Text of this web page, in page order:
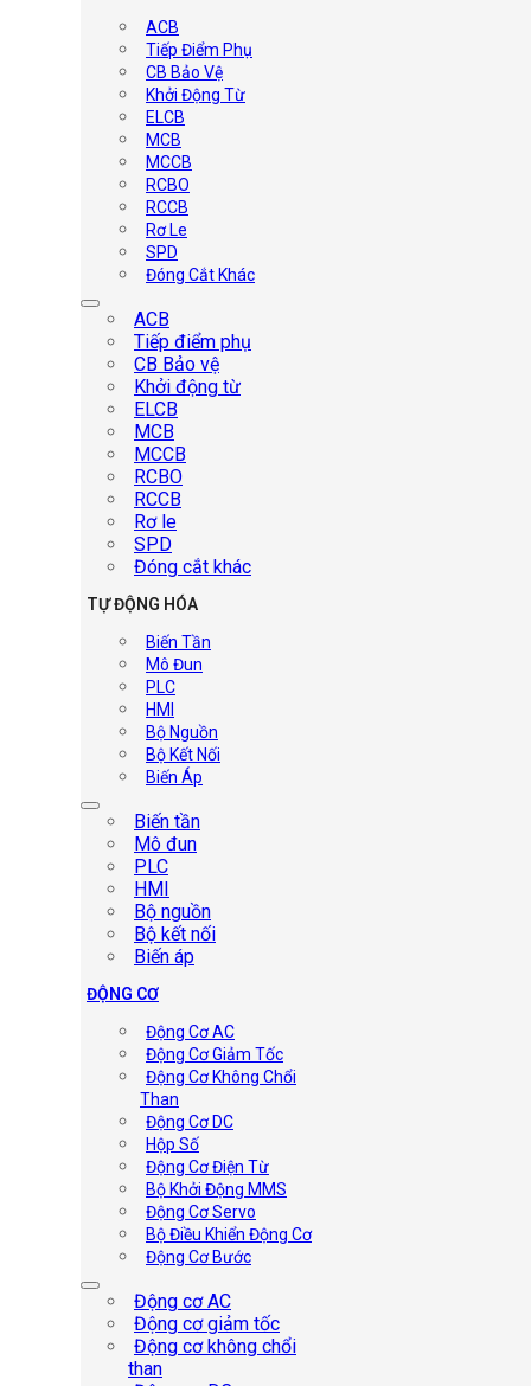
ACB
Tiếp Điểm Phụ
CB Bảo Vệ
Khởi Động Từ
ELCB
MCB
MCCB
RCBO
RCCB
Rơ Le
SPD
Đóng Cắt Khác
ACB
Tiếp điểm phụ
CB Bảo vệ
Khởi động từ
ELCB
MCB
MCCB
RCBO
RCCB
Rơ le
SPD
Đóng cắt khác
TỰ ĐỘNG HÓA
Biến Tần
Mô Đun
PLC
HMI
Bộ Nguồn
Bộ Kết Nối
Biến Áp
Biến tần
Mô đun
PLC
HMI
Bộ nguồn
Bộ kết nối
Biến áp
ĐỘNG CƠ
Động Cơ AC
Động Cơ Giảm Tốc
Động Cơ Không Chổi
Than
Động Cơ DC
Hộp Số
Động Cơ Điện Từ
Bộ Khởi Động MMS
Động Cơ Servo
Bộ Điều Khiển Động Cơ
Động Cơ Bước
Động cơ AC
Động cơ giảm tốc
Động cơ không chổi
than